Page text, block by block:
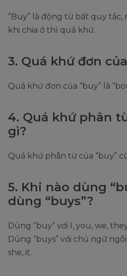
“Buy” là động từ bất quy tắc,
khi chia ở thì quá khứ.
3. Quá khứ đơn
Quá khứ đơn của “buy” là
4. Quá khứ phân
gì?
Quá khứ phân từ của “buy”
5. Khi nào dùng
dùng “buys”?
Dùng “buy” với I, you, we,
Dùng “buys” với chủ ngữ
she, it.